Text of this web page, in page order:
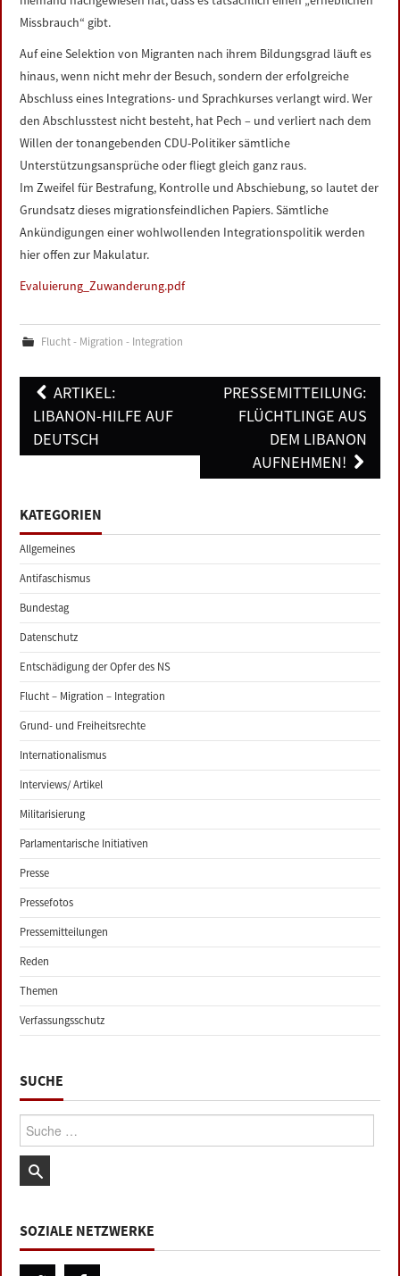
Missbrauch“ gibt.
Auf eine Selektion von Migranten nach ihrem Bildungsgrad läuft es
hinaus, wenn nicht mehr der Besuch, sondern der erfolgreiche
Abschluss eines Integrations- und Sprachkurses verlangt wird. Wer
den Abschlusstest nicht besteht, hat Pech – und verliert nach dem
Willen der tonangebenden CDU-Politiker sämtliche
Unterstützungsansprüche oder fliegt gleich ganz raus.
Im Zweifel für Bestrafung, Kontrolle und Abschiebung, so lautet der
Grundsatz dieses migrationsfeindlichen Papiers. Sämtliche
Ankündigungen einer wohlwollenden Integrationspolitik werden
hier offen zur Makulatur.
Evaluierung_Zuwanderung.pdf
Flucht - Migration - Integration
Post
navigation
ARTIKEL:
LIBANON-HILFE AUF
DEUTSCH
PRESSEMITTEILUNG:
FLÜCHTLINGE AUS
DEM LIBANON
AUFNEHMEN!
KATEGORIEN
Allgemeines
Antifaschismus
Bundestag
Datenschutz
Entschädigung der Opfer des NS
Flucht – Migration – Integration
Grund- und Freiheitsrechte
Internationalismus
Interviews/ Artikel
Militarisierung
Parlamentarische Initiativen
Presse
Pressefotos
Pressemitteilungen
Reden
Themen
Verfassungsschutz
SUCHE
Suche:
SOZIALE NETZWERKE